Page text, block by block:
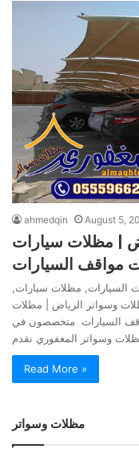
ahmedqin August 5,
| مظلات سيارات
مواقف السيارات
السيارات, مظلات سيارات,
وسواتر الرياض | مظلات
السيارات متخصصون في
Read More »
مظلات وسواتر